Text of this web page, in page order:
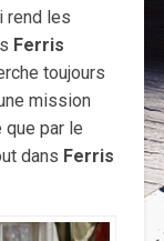
rend les
Ferris
toujours
mission
par le
dans Ferris